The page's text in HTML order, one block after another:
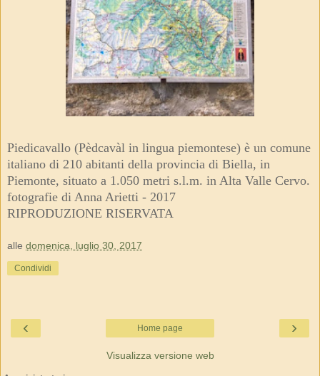
Piedicavallo (Pèdcavàl in lingua piemontese) è un comune
italiano di 210 abitanti della provincia di Biella, in
Piemonte, situato a 1.050 metri s.l.m. in Alta Valle Cervo.
fotografie di Anna Arietti - 2017
RIPRODUZIONE RISERVATA
alle domenica, luglio 30, 2017
Condividi
‹ ›
Home page
Visualizza versione web